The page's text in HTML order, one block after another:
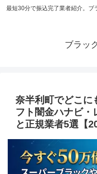
最短30分で振込完了業者紹介。ブ
ブラッ
奈半利町でどこに
フト闇金ハナビ・
と正規業者5選【